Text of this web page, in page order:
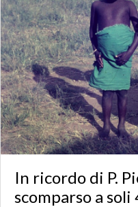
In ricordo di P.
scomparso a soli